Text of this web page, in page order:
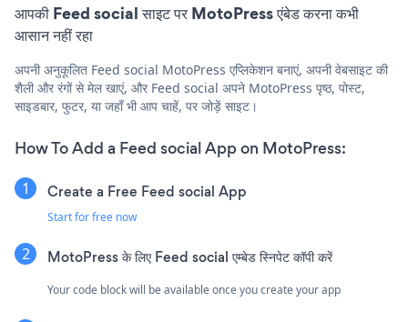
आपकी Feed social साइट पर MotoPress एंबेड करना कभी
आसान नहीं रहा
अपनी अनुकूलित Feed social MotoPress एप्लिकेशन बनाएं, अपनी वेबसाइट की
शैली और रंगों से मेल खाएं, और Feed social अपने MotoPress पृष्ठ, पोस्ट,
साइडबार, फुटर, या जहाँ भी आप चाहें, पर जोड़ें साइट।
How To Add a Feed social App on MotoPress:
Create a Free Feed social App
Start for free now
MotoPress के लिए Feed social एम्बेड स्निपेट कॉपी करें
Your code block will be available once you create your app